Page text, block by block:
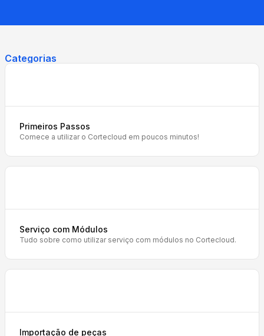
Categorias
Primeiros Passos
Comece a utilizar o Cortecloud em poucos minutos!
Serviço com Módulos
Tudo sobre como utilizar serviço com módulos no Cortecloud.
Importação de peças